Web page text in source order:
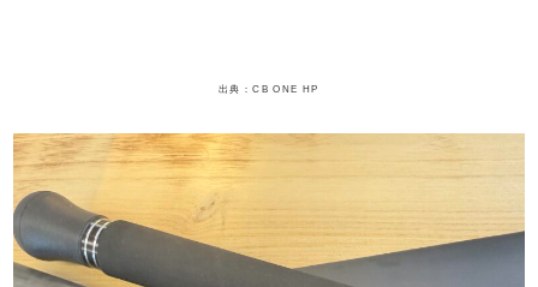
出典：CB ONE HP